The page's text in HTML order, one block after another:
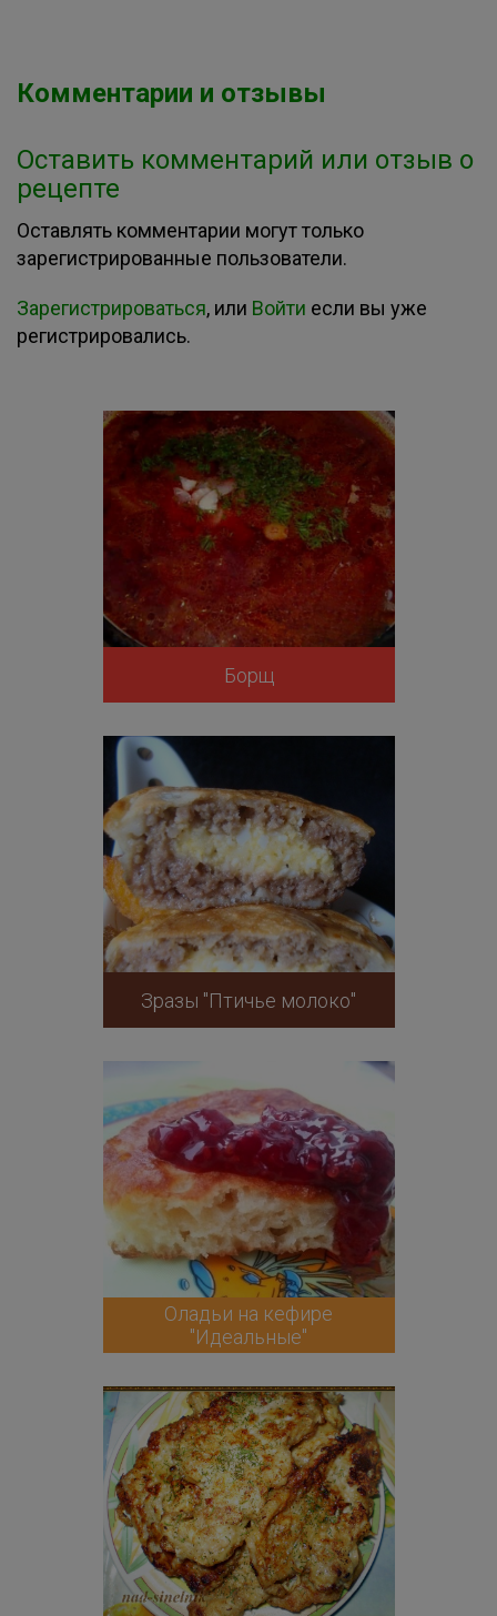
Комментарии и отзывы
Оставить комментарий или отзыв о
рецепте
Оставлять комментарии могут только
зарегистрированные пользователи.
Зарегистрироваться, или Войти если вы уже
регистрировались.
Борщ
Зразы "Птичье молоко"
Оладьи на кефире
"Идеальные"